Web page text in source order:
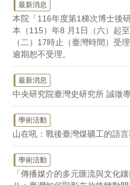
最新消息
本院「116年度第1梯次博士後
本（115）年8 月1日（六）起
（二）17時止（臺灣時間）受
逾期恕不受理。
最新消息
中央研究院臺灣史研究所 誠徵
學術活動
山在吼：戰後臺灣煤礦工的語
學術活動
「傳播媒介的多元匯流與文化